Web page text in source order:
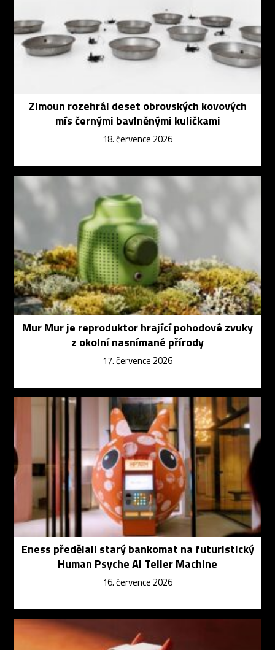
Zimoun rozehrál deset obrovských kovových
mís černými bavlněnými kuličkami
18. července 2026
Mur Mur je reproduktor hrající pohodové zvuky
z okolní nasnímané přírody
17. července 2026
Eness předělali starý bankomat na futuristický
Human Psyche AI Teller Machine
16. července 2026